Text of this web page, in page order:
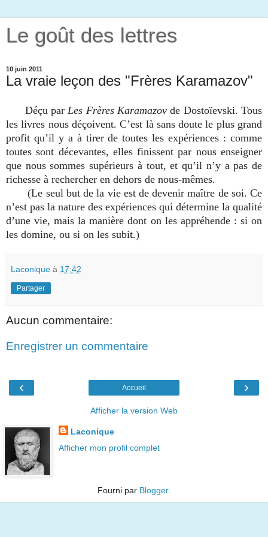
Le goût des lettres
10 juin 2011
La vraie leçon des "Frères Karamazov"
Déçu par Les Frères Karamazovde Dostoïevski. Tous
les livres nous déçoivent. C’est là sans doute le plus grand
profit qu’il y a à tirer de toutes les expériences : comme
toutes sont décevantes, elles finissent par nous enseigner
que nous sommes supérieurs à tout, et qu’il n’y a pas de
richesse à rechercher en dehors de nous-mêmes.
(Le seul but de la vie est de devenir maître de soi. Ce
n’est pas la nature des expériences qui détermine la qualité
d’une vie, mais la manière dont on les appréhende : si on
les domine, ou si on les subit.)
Laconique à 17:42
Partager
Aucun commentaire:
Enregistrer un commentaire
‹ ›
Accueil
Afficher la version Web
Laconique
Afficher mon profil complet
Fourni par Blogger.